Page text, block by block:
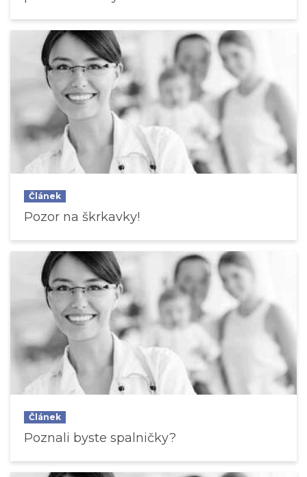
Článek
Pozor na škrkavky!
Článek
Poznali byste spalničky?